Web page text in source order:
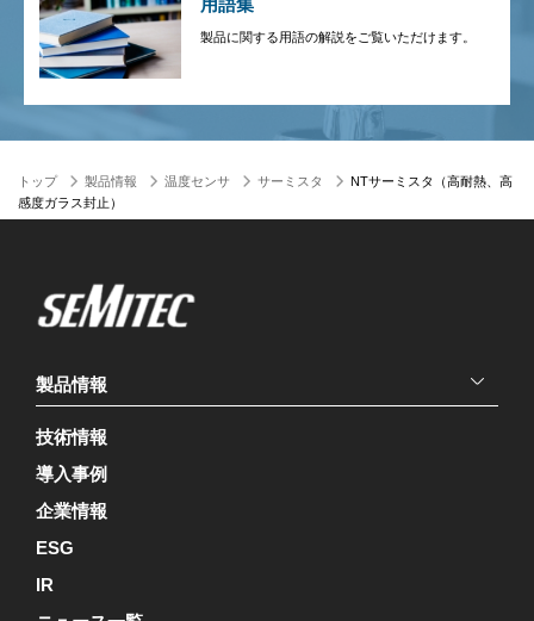
用語集
製品に関する用語の解説をご覧いただけます。
トップ 製品情報 温度センサ サーミスタ
NTサーミスタ（高耐熱、高
感度ガラス封止）
製品情報
技術情報
導入事例
企業情報
ESG
IR